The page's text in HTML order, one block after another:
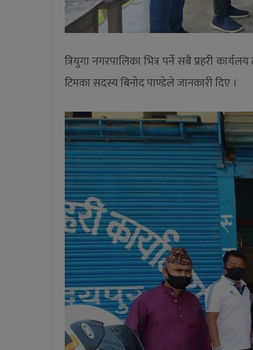
त्रियुगा नगरपालिका भित्र पर्ने सबै प्रहरी
टिमका सदस्य बिनोद पाण्डेले जानकारी दिए ।